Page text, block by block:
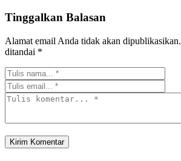
Tinggalkan Balasan
Alamat email Anda tidak akan dipublikasikan.
ditandai *